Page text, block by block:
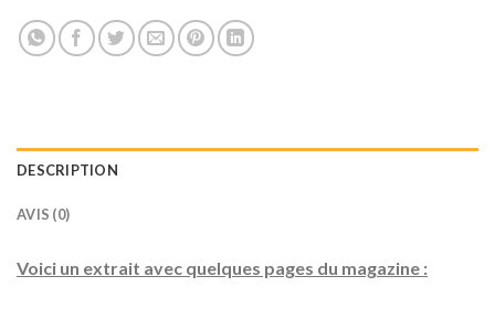
DESCRIPTION
AVIS (0)
Voici un extrait avec quelques pages du magazine :